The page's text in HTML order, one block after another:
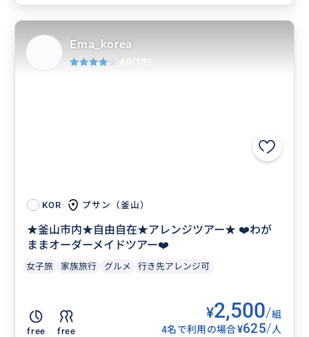
KOR プサン（釜山）
★釜山市内★自由自在★アレンジツアー★ ❤️わが
ままオーダーメイドツアー❤️
女子旅 家族旅行 グルメ 行き先アレンジ可
free free
¥2,500/組
4名で利用の場合¥625/人
Ema_korea
4.0 (1件)